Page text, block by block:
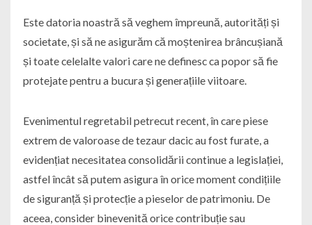
Este datoria noastră să veghem împreună, autorități și
societate, și să ne asigurăm că moștenirea brâncușiană
și toate celelalte valori care ne definesc ca popor să fie
protejate pentru a bucura și generațiile viitoare.
Evenimentul regretabil petrecut recent, în care piese
extrem de valoroase de tezaur dacic au fost furate, a
evidențiat necesitatea consolidării continue a legislației,
astfel încât să putem asigura în orice moment condițiile
de siguranță și protecție a pieselor de patrimoniu. De
aceea, consider binevenită orice contribuție sau